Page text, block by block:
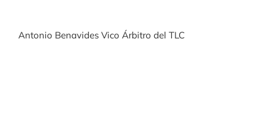
Antonio Benavides Vico Árbitro del TLC